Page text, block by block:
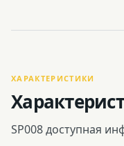
ХАРАКТЕРИСТИКИ
SP008 доступная